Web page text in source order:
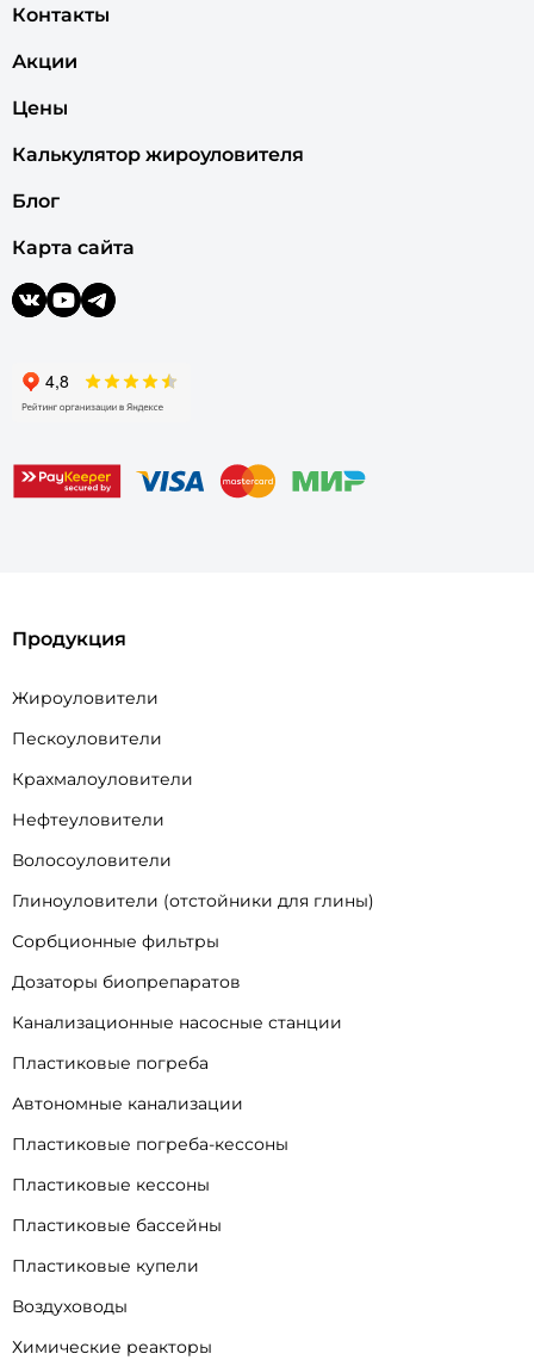
Контакты
Акции
Цены
Калькулятор жироуловителя
Блог
Карта сайта
Продукция
Жироуловители
Пескоуловители
Крахмалоуловители
Нефтеуловители
Волосоуловители
Глиноуловители (отстойники для глины)
Сорбционные фильтры
Дозаторы биопрепаратов
Канализационные насосные станции
Пластиковые погреба
Автономные канализации
Пластиковые погреба-кессоны
Пластиковые кессоны
Пластиковые бассейны
Пластиковые купели
Воздуховоды
Химические реакторы